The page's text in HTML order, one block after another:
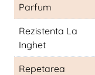
Parfum
Rezistenta La
Inghet
Repetarea